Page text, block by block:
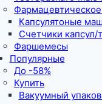
Капсулятоные
Счетчики капсул/
Фаршемесы
Популярные
До -58%
Купить
Вакуумный